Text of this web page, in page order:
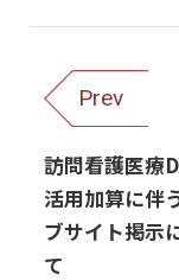
Prev
訪問看護医療
活用加算に伴
ブサイト掲示
て